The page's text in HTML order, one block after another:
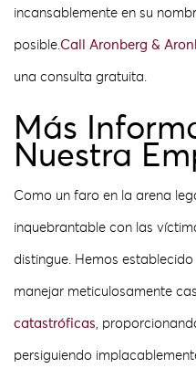
incansablemente en su
posible. Call Aronberg &
una consulta gratuita.
Más
Nuestra
Como un faro en la arena
inquebrantable con las
distingue. Hemos
manejar meticulosamente
catastróficas ,
persiguiendo